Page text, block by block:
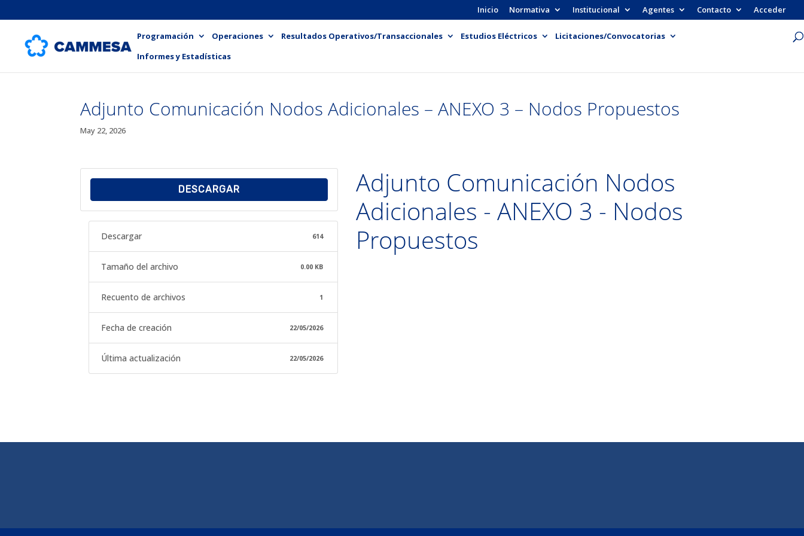
Inicio Normativa Institucional Agentes Contacto Acceder
Programación Operaciones Resultados Operativos/Transaccionales Estudios Eléctricos
Licitaciones/Convocatorias
Informes y Estadísticas
Adjunto Comunicación Nodos Adicionales – ANEXO 3 – Nodos Propuestos
May 22, 2026
DESCARGAR
Descargar 614
Tamaño del archivo 0.00 KB
Recuento de archivos 1
Fecha de creación 22/05/2026
Última actualización 22/05/2026
Adjunto Comunicación Nodos
Adicionales - ANEXO 3 - Nodos
Propuestos